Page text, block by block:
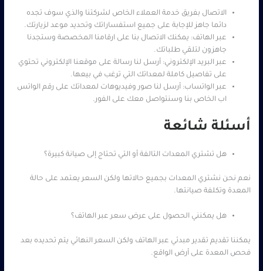
الاتصال بفريق خدمة العملاء الخاص لشركتنا والذي سوف تجده
دائما جاهز للإجابة على جميع استفساراتك وتحديد موعد لزيارتك.
عبر الهاتف: يمكنك الاتصال بنا على ارقامنا المخصصة وستجدنا
جاهزون لتلقي طلباتك.
عبر البريد الإلكتروني: أرسل لنا رسالة على موقعنا الإلكتروني تحتوي
على تفاصيل كاملة لمعداتك التي ترغب في بيعها.
عبر الواتساب: أرسل لنا صور وفيديوهات لمعداتك على رقم الواتس
اب الخاص بنا وسنتواصل معك على الفور.
أسئلة شائعة
هل تشتري المعدات التالفة أو التي تحتاج إلى صيانة كبيرة؟
نعم نحن نشتري المعدات بجميع حالاتها ولكن السعر يعتمد على حالة
المعدة وتكلفة صيانتها.
هل يمكنني الحصول على عرض سعر عبر الهاتف؟
يمكننا تقديم تقدير مبدئي عبر الهاتف ولكن السعر النهائي يتم تحديده بعد
فحص المعدة على أرض الواقع.